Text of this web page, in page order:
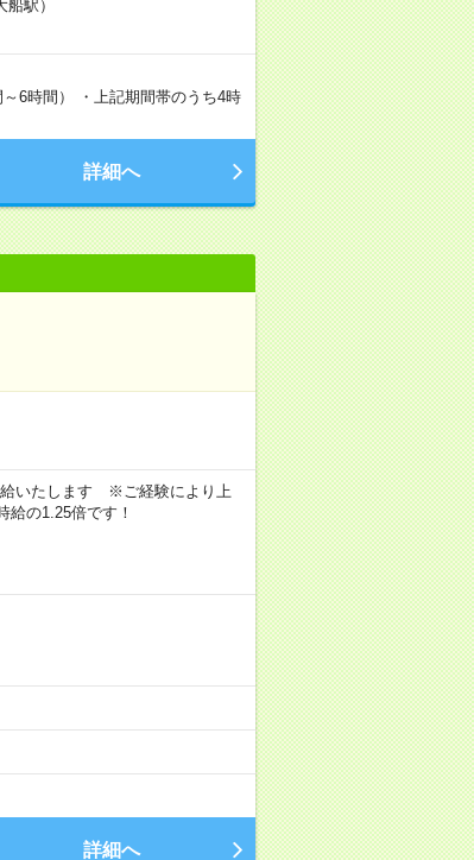
駅）
6時間） ・上記期間帯のうち4時
詳細へ
給いたします ※ご経験により上
の1.25倍です！
詳細へ